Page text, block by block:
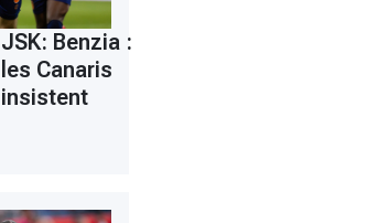
JSK: Benzia :
les Canaris
insistent